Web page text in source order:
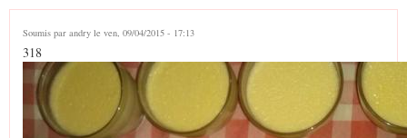
Soumis par andry le ven, 09/04/2015 - 17:13
318